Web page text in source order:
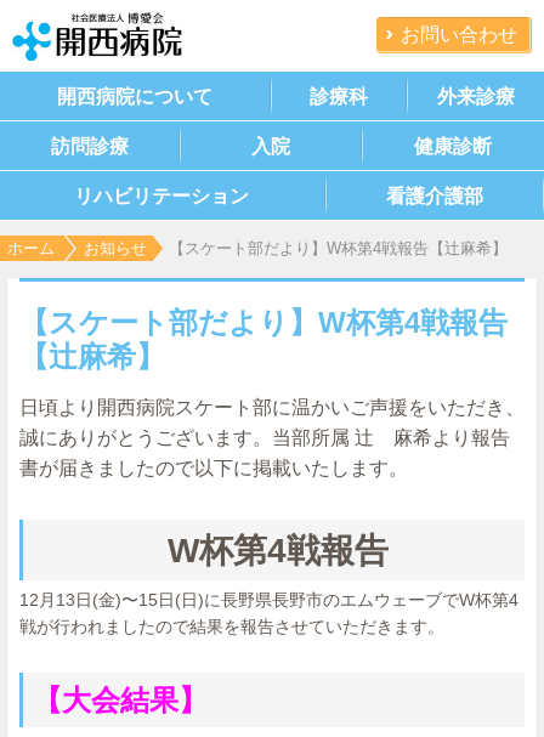
お問い合わせ
開西病院について 診療科 外来診療
訪問診療 入院 健康診断
リハビリテーション 看護介護部
ホーム お知らせ 【スケート部だより】W杯第4戦報告【辻麻希】
【スケート部だより】W杯第4戦報告
【辻麻希】
日頃より開西病院スケート部に温かいご声援をいただき、
誠にありがとうございます。当部所属 辻 麻希より報告
書が届きましたので以下に掲載いたします。
W杯第4戦報告
12月13日(金)〜15日(日)に長野県長野市のエムウェーブでW杯第4
戦が行われましたので結果を報告させていただきます。
【大会結果】